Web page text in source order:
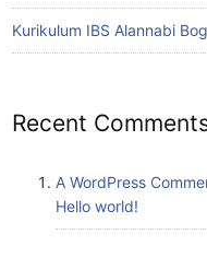
Kurikulum IBS Alannabi
Recent
A WordPress
Hello world!